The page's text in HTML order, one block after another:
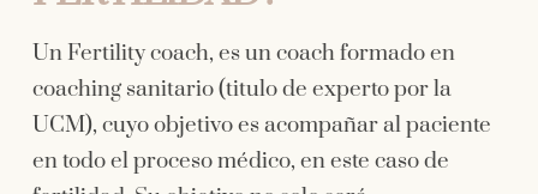
Un Fertility coach, es un coach formado en
coaching sanitario (titulo de experto por la
UCM), cuyo objetivo es acompañar al paciente
en todo el proceso médico, en este caso de